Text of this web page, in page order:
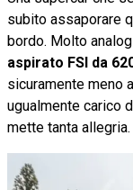
subito assaporare
bordo. Molto
aspirato FSI da
sicuramente meno
ugualmente carico
mette tanta allegria.